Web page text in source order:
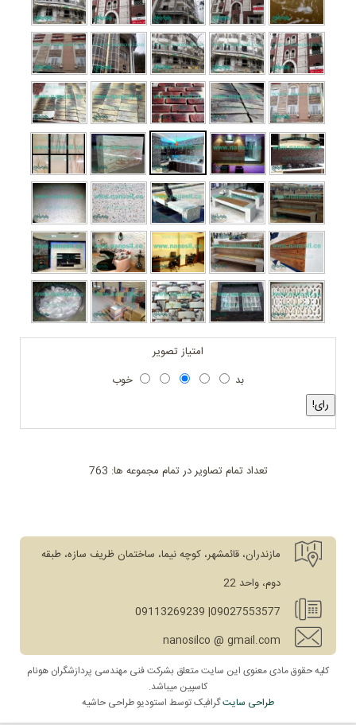
امتیاز تصویر
بد
خوب
تعداد تمام تصاویر در تمام مجموعه ها: 763
مازندران، قائمشهر، کوچه نیما، ساختمان ظریف سازه، طبقه
دوم، واحد 22
09027553577| 09113269239
nanosilco @ gmail.com
کلیه حقوق مادی معنوی این سایت متعلق بشرکت فنی مهندسی پردازشگران هونام
کاسپین میباشد.
طراحی سایتگرافیک توسط استودیو طراحی حاشیه